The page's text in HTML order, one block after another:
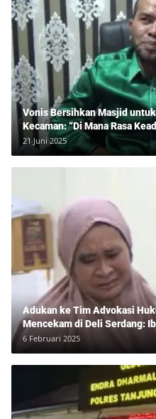
Vonis Bersihkan Masjid
Kecaman: “Di Mana Rasa
21 Juni 2025
Adukan ke Tim Advokasi
Mencekam di Deli Serdang:
Ditangkap Tanpa Bukti dan
6 Februari 2025